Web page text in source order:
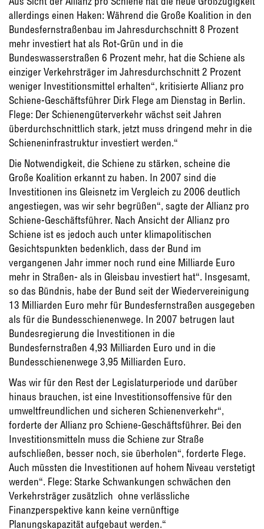
allerdings einen Haken: Während die Große Koalition in den
Bundesfernstraßenbau im Jahresdurchschnitt 8 Prozent
mehr investiert hat als Rot-Grün und in die
Bundeswasserstraßen 6 Prozent mehr, hat die Schiene als
einziger Verkehrsträger im Jahresdurchschnitt 2 Prozent
weniger Investitionsmittel erhalten“, kritisierte Allianz pro
Schiene-Geschäftsführer Dirk Flege am Dienstag in Berlin.
Flege: Der Schienengüterverkehr wächst seit Jahren
überdurchschnittlich stark, jetzt muss dringend mehr in die
Schieneninfrastruktur investiert werden.“
Die Notwendigkeit, die Schiene zu stärken, scheine die
Große Koalition erkannt zu haben. In 2007 sind die
Investitionen ins Gleisnetz im Vergleich zu 2006 deutlich
angestiegen, was wir sehr begrüßen“, sagte der Allianz pro
Schiene-Geschäftsführer. Nach Ansicht der Allianz pro
Schiene ist es jedoch auch unter klimapolitischen
Gesichtspunkten bedenklich, dass der Bund im
vergangenen Jahr immer noch rund eine Milliarde Euro
mehr in Straßen- als in Gleisbau investiert hat“. Insgesamt,
so das Bündnis, habe der Bund seit der Wiedervereinigung
13 Milliarden Euro mehr für Bundesfernstraßen ausgegeben
als für die Bundesschienenwege. In 2007 betrugen laut
Bundesregierung die Investitionen in die
Bundesfernstraßen 4,93 Milliarden Euro und in die
Bundesschienenwege 3,95 Milliarden Euro.
Was wir für den Rest der Legislaturperiode und darüber
hinaus brauchen, ist eine Investitionsoffensive für den
umweltfreundlichen und sicheren Schienenverkehr“,
forderte der Allianz pro Schiene-Geschäftsführer. Bei den
Investitionsmitteln muss die Schiene zur Straße
aufschließen, besser noch, sie überholen“, forderte Flege.
Auch müssten die Investitionen auf hohem Niveau verstetigt
werden“. Flege: Starke Schwankungen schwächen den
Verkehrsträger zusätzlich  ohne verlässliche
Finanzperspektive kann keine vernünftige
Planungskapazität aufgebaut werden.“